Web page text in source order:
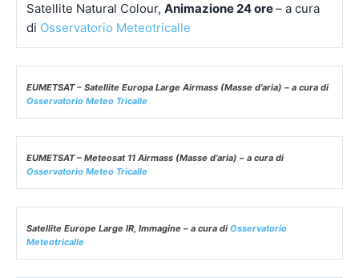
Satellite Natural Colour, Animazione 24 ore– a cura
di Osservatorio Meteotricalle
EUMETSAT – Satellite Europa Large Airmass (Masse d’aria) – a cura di
Osservatorio Meteo Tricalle
EUMETSAT – Meteosat 11 Airmass (Masse d’aria) – a cura di
Osservatorio Meteo Tricalle
Satellite Europe Large IR, Immagine – a cura di Osservatorio
Meteotricalle